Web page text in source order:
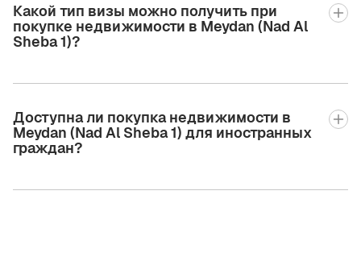
Какой тип визы можно получить при
покупке недвижимости в Meydan (Nad Al
Sheba 1)?
Доступна ли покупка недвижимости в
Meydan (Nad Al Sheba 1) для иностранных
граждан?